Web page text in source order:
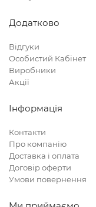
Додатково
Відгуки
Особистий Кабінет
Виробники
Акції
Інформація
Контакти
Про компанію
Доставка і оплата
Договір оферти
Умови повернення